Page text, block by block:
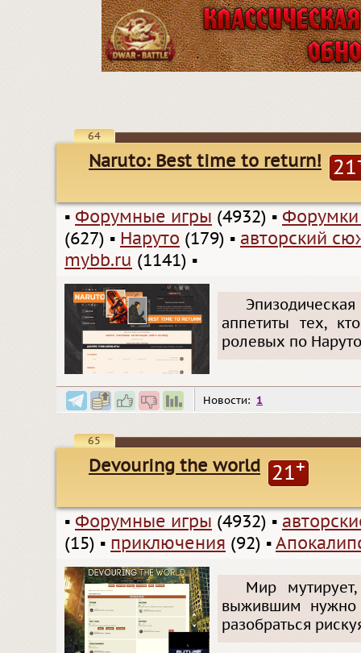
64
Naruto: Best time to return! 21
▪ Форумные игры (4932) ▪
(627) ▪ Наруто (179) ▪ авторский
mybb.ru (1141) ▪
аппетиты тех,
ролевых по
Новости: 1
65
Devouring the world 21+
▪ Форумные игры (4932) ▪
(15) ▪ приключения (92) ▪
Мир
выжившим нужно
разобраться